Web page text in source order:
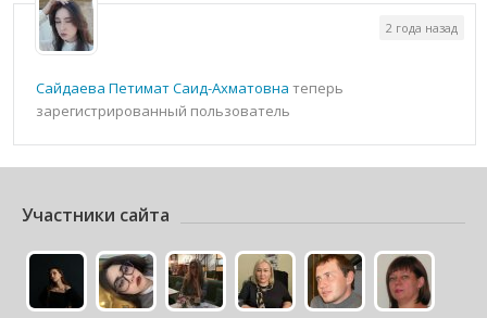
Сайдаева Петимат Саид-Ахматовна теперь
зарегистрированный пользователь
2 года назад
Участники сайта